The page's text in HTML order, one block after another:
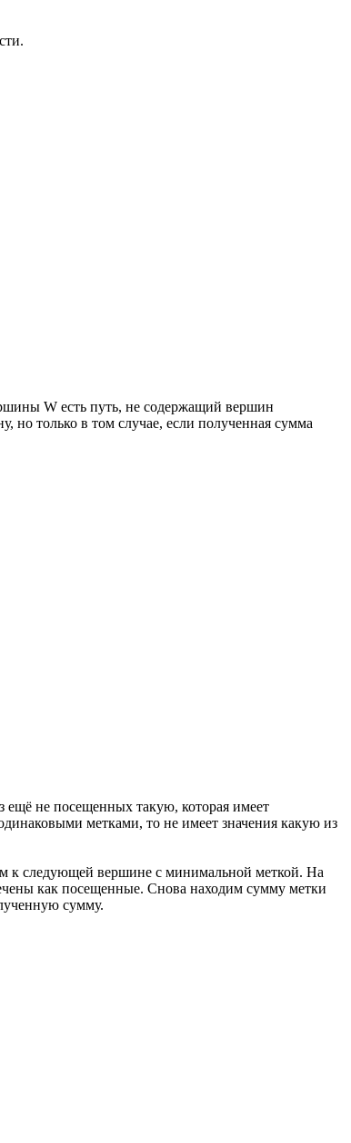
W есть путь, не содержащий вершин
только в том случае, если полученная сумма
не посещенных такую, которая имеет
метками, то не имеет значения какую из
к следующей вершине с минимальной меткой. На
как посещенные. Снова находим сумму метки
сумму.